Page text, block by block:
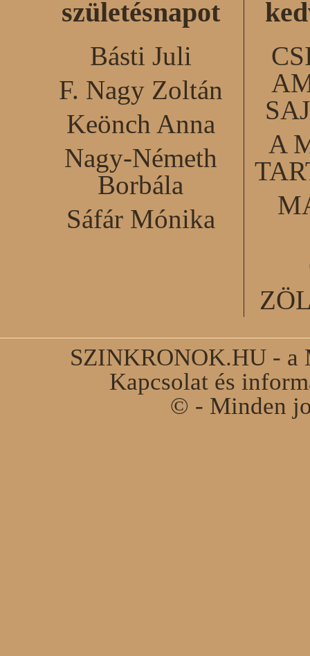
születésnapot
Básti Juli
F. Nagy Zoltán
Keönch Anna
Nagy-Németh
Borbála
Sáfár Mónika
A
SZINKRONOK.HU - a
Kapcsolat és
© - Minden